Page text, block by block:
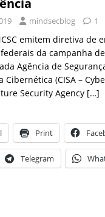
mindsecblog 1
emitem diretiva de
da campanha
Agência de
Cibernética (CISA –
Security Agency […]
Print
Telegram